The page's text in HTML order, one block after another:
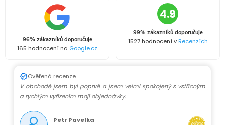
96% zákazníků doporučuje
165 hodnocení na Google.cz
4.9
99% zákazníků doporučuje
1527 hodnocení vRecenzích
Ověřená recenze
V obchodě jsem byl poprvé a jsem velmi spokojený s vstřícným
a rychlým vyřízením mojí objednávky.
Petr Pavelka